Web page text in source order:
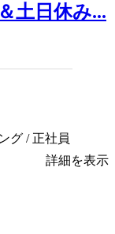
土日休み...
グ / 正社員
詳細を表示